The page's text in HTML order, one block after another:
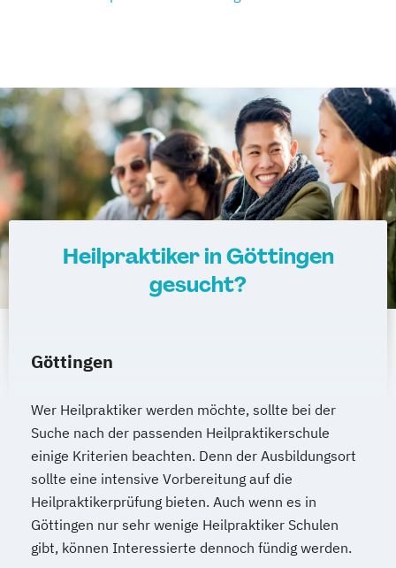
Heilpraktiker in Göttingen
gesucht?
Göttingen
Wer Heilpraktiker werden möchte, sollte bei der
Suche nach der passenden Heilpraktikerschule
einige Kriterien beachten. Denn der Ausbildungsort
sollte eine intensive Vorbereitung auf die
Heilpraktikerprüfung bieten. Auch wenn es in
Göttingen nur sehr wenige Heilpraktiker Schulen
gibt, können Interessierte dennoch fündig werden.